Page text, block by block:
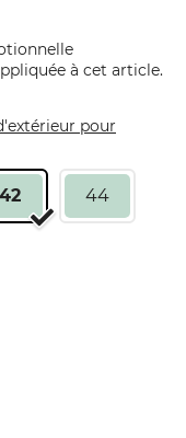
à cet article.
pour
42 44